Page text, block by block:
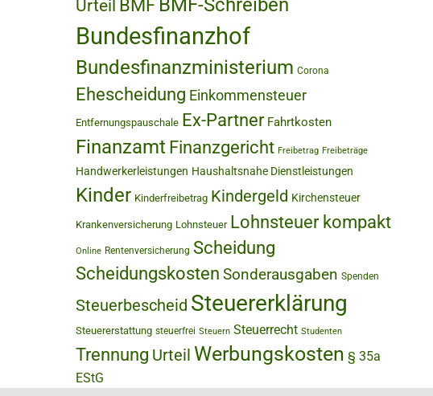
Urteil BMF BMF-Schreiben
Bundesfinanzhof
Bundesfinanzministerium Corona
Ehescheidung Einkommensteuer
Entfernungspauschale Ex-Partner Fahrtkosten
Finanzamt Finanzgericht Freibetrag Freibeträge
Handwerkerleistungen Haushaltsnahe Dienstleistungen
Kinder Kinderfreibetrag Kindergeld Kirchensteuer
Krankenversicherung Lohnsteuer Lohnsteuer kompakt
Online Rentenversicherung Scheidung
Scheidungskosten Sonderausgaben Spenden
Steuerbescheid Steuererklärung
Steuererstattung steuerfrei Steuern Steuerrecht Studenten
Trennung Urteil Werbungskosten § 35a
EStG